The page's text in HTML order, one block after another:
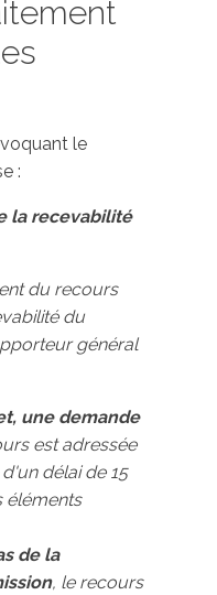
le
:
la recevabilité
du recours
du
général
une demande
est adressée
délai de 15
éléments
de la
, le recours